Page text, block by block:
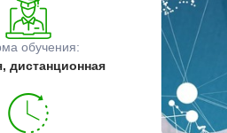
обучения:
дистанционная